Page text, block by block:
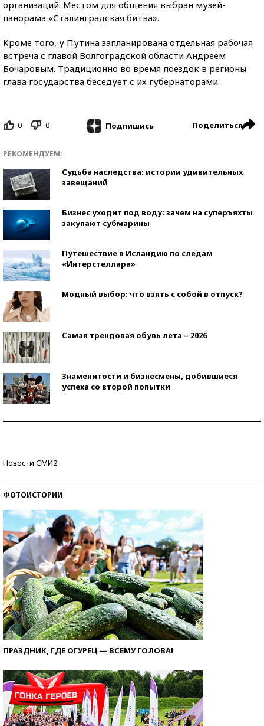
организаций. Местом для общения выбран музей-
панорама «Сталинградская битва».
Кроме того, у Путина запланирована отдельная рабочая
встреча с главой Волгоградской области Андреем
Бочаровым. Традиционно во время поездок в регионы
глава государства беседует с их губернаторами.
0 0 Подпишись Поделиться
РЕКОМЕНДУЕМ:
Судьба наследства: истории удивительных
завещаний
Бизнес уходит под воду: зачем на суперъяхты
закупают субмарины
Путешествие в Исландию по следам
«Интерстеллара»
Модный выбор: что взять с собой в отпуск?
Самая трендовая обувь лета – 2026
Знаменитости и бизнесмены, добившиеся
успеха со второй попытки
Новости СМИ2
ФОТОИСТОРИИ
ПРАЗДНИК, ГДЕ ОГУРЕЦ — ВСЕМУ ГОЛОВА!